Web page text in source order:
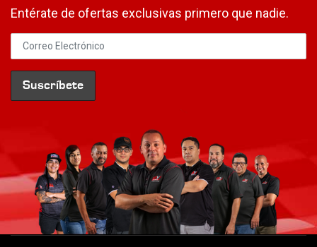
Entérate de ofertas exclusivas primero que nadie.